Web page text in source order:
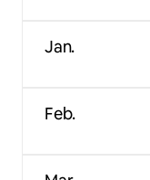
Jan.
Feb.